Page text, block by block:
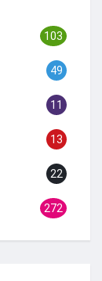
103
49
11
13
22
272